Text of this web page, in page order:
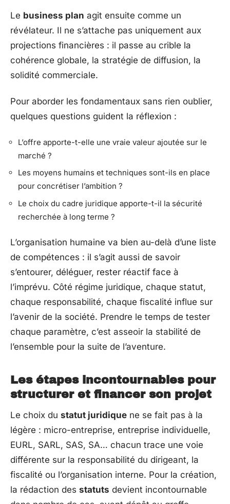
Le business plan agit ensuite comme un
révélateur. Il ne s’attache pas uniquement aux
projections financières : il passe au crible la
cohérence globale, la stratégie de diffusion, la
solidité commerciale.
Pour aborder les fondamentaux sans rien oublier,
quelques questions guident la réflexion :
L’offre apporte-t-elle une vraie valeur ajoutée sur le
marché ?
Les moyens humains et techniques sont-ils en place
pour concrétiser l’ambition ?
Le choix du cadre juridique apporte-t-il la sécurité
recherchée à long terme ?
L’organisation humaine va bien au-delà d’une liste
de compétences : il s’agit aussi de savoir
s’entourer, déléguer, rester réactif face à
l’imprévu. Côté régime juridique, chaque statut,
chaque responsabilité, chaque fiscalité influe sur
l’avenir de la société. Prendre le temps de tester
chaque paramètre, c’est asseoir la stabilité de
l’ensemble pour la suite de l’aventure.
Les étapes incontournables pour
structurer et financer son projet
Le choix du statut juridique ne se fait pas à la
légère : micro-entreprise, entreprise individuelle,
EURL, SARL, SAS, SA… chacun trace une voie
différente sur la responsabilité du dirigeant, la
fiscalité ou l’organisation interne. Pour la création,
la rédaction des statuts devient incontournable